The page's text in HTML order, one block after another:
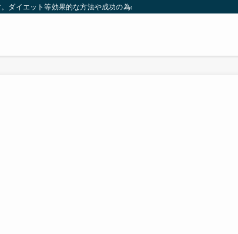
ダイエット等効果的な方法や成功の為の秘訣等。太ったり悩んでいる